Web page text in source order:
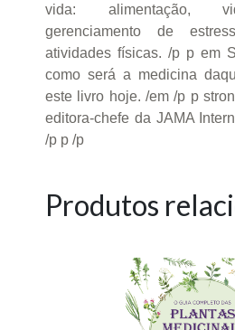
vida: alimentação,
gerenciamento de
atividades físicas. /p p em
como será a medicina
este livro hoje. /em /p p
editora-chefe da JAMA
/p p /p
Produtos